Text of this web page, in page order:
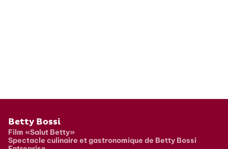
Pied de page
Betty Bossi
Film «Salut Betty»
Spectacle culinaire et gastronomique de Betty Bossi